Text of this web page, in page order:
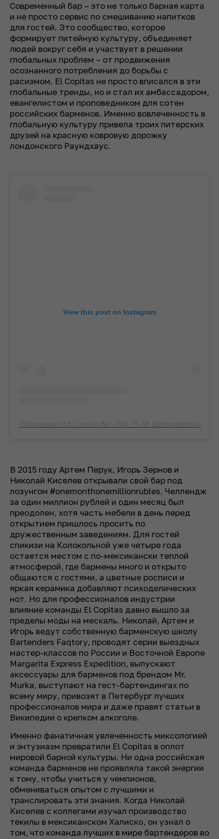
Современный бар – это не только барная карта
и не просто сервис по смешиванию напитков
для гостей. Это сообщество, которое
формирует питейную культуру, объединяет
людей вокруг себя и участвует в решении
глобальных проблем – от продвижения
осознанного потребления до борьбы с
расизмом. El Copitas не просто вписался в эти
глобальные тренды, но и стал их амбассадором,
евангелистом и проповедником для сотен
российских барменов. Именно вовлеченность в
глобальную культуру привела троих питерских
друзей на красную ковровую дорожку
лондонского Раундхаус.
View this post on Instagram
В 2015 году Артем Перук, Игорь Зернов и
Николай Киселев открывали свой бар под
лозунгом #onemonthonemillionrubles. Челлендж
за один миллион рублей и один месяц был
преодолен, хотя часть мебели в день перед
открытием пришлось просить по
дружественным заведениям. Для гостей
спикизи на Колокольной уже четыре года
остается местом с по-мексикански теплой
атмосферой, где бармены много и открыто
общаются с гостями, а цветные росписи и
яркая керамика добавляют психоделических
нот. Но для профессионалов индустрии
влияние команды El Copitas давно вышло за
пределы моды на мескаль. Николай, Артем и
Игорь ведут собственную барменскую школу
Bartenders Faqtory, проводят серии выездных
мастер-классов по России и Восточной Европе
Margarita Express Expedition, выпускают
аксессуары для барменов под брендом Mr.
Murka, выступают на гест-бартендингах по
всему миру, привозят в Петербург лучших
профессионалов мира и даже правят статьи в
Википедии о крепком алкоголе.
Именно фанатичная увлеченность миксологией
и энтузиазм превратили El Copitas в оплот
мировой барной культуры. Ни одна российская
команда барменов не проявляла такой энергии
к тому, чтобы учиться у чемпионов,
обмениваться опытом с лучшими и
транслировать эти знания. Когда Николай
Киселев с коллегами изучал производство
текилы в мексиканском Халиско, он узнал о
том, что команда лучших в мире бартендеров во